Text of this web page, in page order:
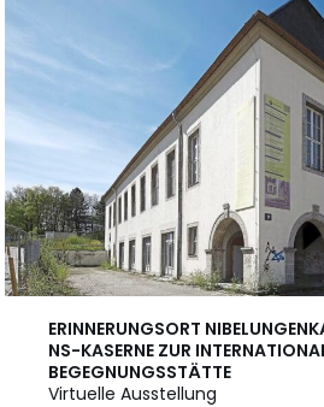
ERINNERUNGSORT
NS-KASERNE ZUR
BEGEGNUNGSSTÄTTE
Virtuelle Ausstellung